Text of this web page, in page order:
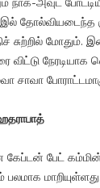
அவுட்
இல்
சுற்றில் மோதும்.
நேரடியாக
சாவா
பேட்